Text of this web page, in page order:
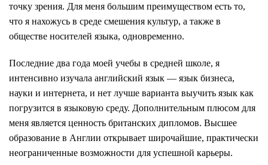
точку зрения. Для меня большим преимуществом есть то,
что я нахожусь в среде смешения культур, а также в
обществе носителей языка, одновременно.
Последние два года моей учебы в средней школе, я
интенсивно изучала английский язык — язык бизнеса,
науки и интернета, и нет лучше варианта выучить язык как
погрузится в языковую среду. Дополнительным плюсом для
меня является ценность британских дипломов. Высшее
образование в Англии открывает широчайшие, практически
неограниченные возможности для успешной карьеры.